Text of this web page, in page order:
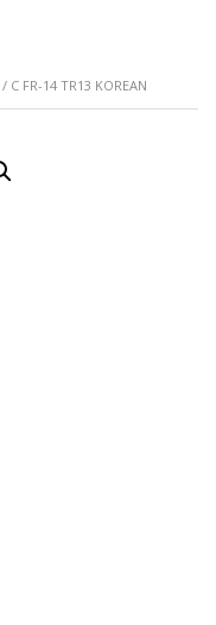
/ C FR-14 TR13 KOREAN